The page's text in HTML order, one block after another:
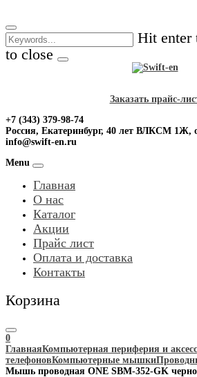
to
content
Hit enter
to close
Заказать прайс-
+7 (343) 379-98-74
Россия, Екатеринбург, 40 лет ВЛКСМ 1Ж,
info@swift-en.ru
Menu
Главная
О нас
Каталог
Акции
Прайс лист
Оплата и доставка
Контакты
Корзина
0
ГлавнаяКомпьютерная периферия и
телефоновКомпьютерные мышки
Мышь проводная ONE SBM-352-GK